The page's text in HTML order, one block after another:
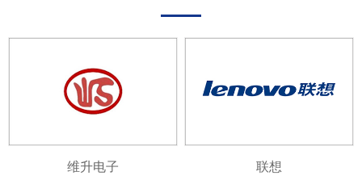
维升电子 联想